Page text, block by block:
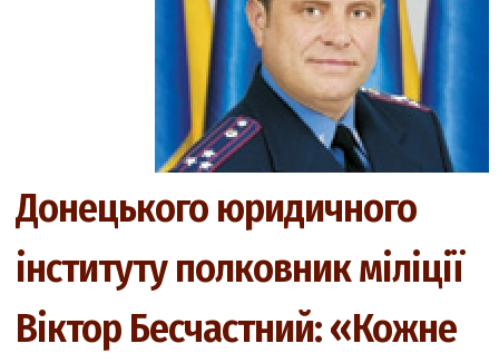
Донецького юридичного
інституту полковник міліції
Віктор Бесчастний: «Кожне